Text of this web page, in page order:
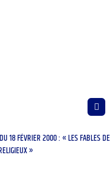
18 FÉVRIER 2000 : « LES FABLES DE
»